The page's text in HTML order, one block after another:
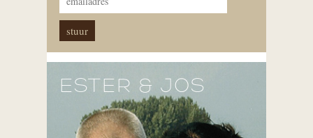
ESTER & JOS